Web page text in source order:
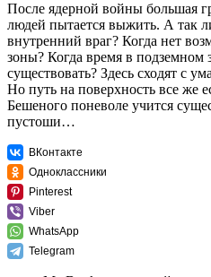
После ядерной войны большая
людей пытается выжить. А так
внутренний враг? Когда нет
зоны? Когда время в подземном
существовать? Здесь сходят с
Но путь на поверхность все же
Бешеного поневоле учится
пустоши…
ВКонтакте
Одноклассники
Pinterest
Viber
WhatsApp
Telegram